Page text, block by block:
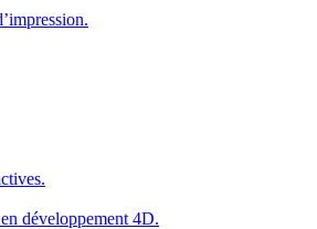
développement 4D.